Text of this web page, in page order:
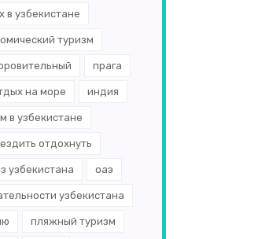
в узбекистане
туризм
прага
на море индия
в узбекистане
отдохнуть
узбекистана оаэ
узбекистана
пляжный туризм